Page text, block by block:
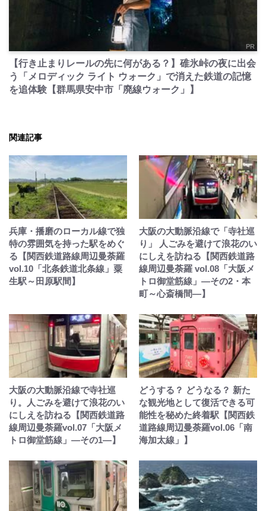
PR
【行き止まりレールの先に何がある？】碓氷峠の夜に出会
う「メロディック ライト ウォーク」で消えた鉄道の記憶
を追体験【群馬県安中市「廃線ウォーク」】
関連記事
兵庫・播磨のローカル線で独
特の雰囲気を持った駅をめぐ
る【関西鉄道路線周辺曼荼羅
vol.10「北条鉄道北条線」粟
生駅～田原駅間】
大阪の大動脈沿線で「寺社巡
り」 人ごみを避けて浪花のい
にしえを訪ねる【関西鉄道路
線周辺曼荼羅 vol.08「大阪メ
トロ御堂筋線」—その2・本
町～心斎橋間—】
大阪の大動脈沿線で寺社巡
り。人ごみを避けて浪花のい
にしえを訪ねる【関西鉄道路
線周辺曼荼羅vol.07「大阪メ
トロ御堂筋線」—その1—】
どうする？ どうなる？ 新た
な観光地として復活できる可
能性を秘めた終着駅【関西鉄
道路線周辺曼荼羅vol.06「南
海加太線」】